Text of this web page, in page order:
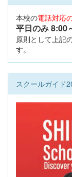
本校の電話対応
平日のみ 8:00
原則として上記
す。
スクールガイド